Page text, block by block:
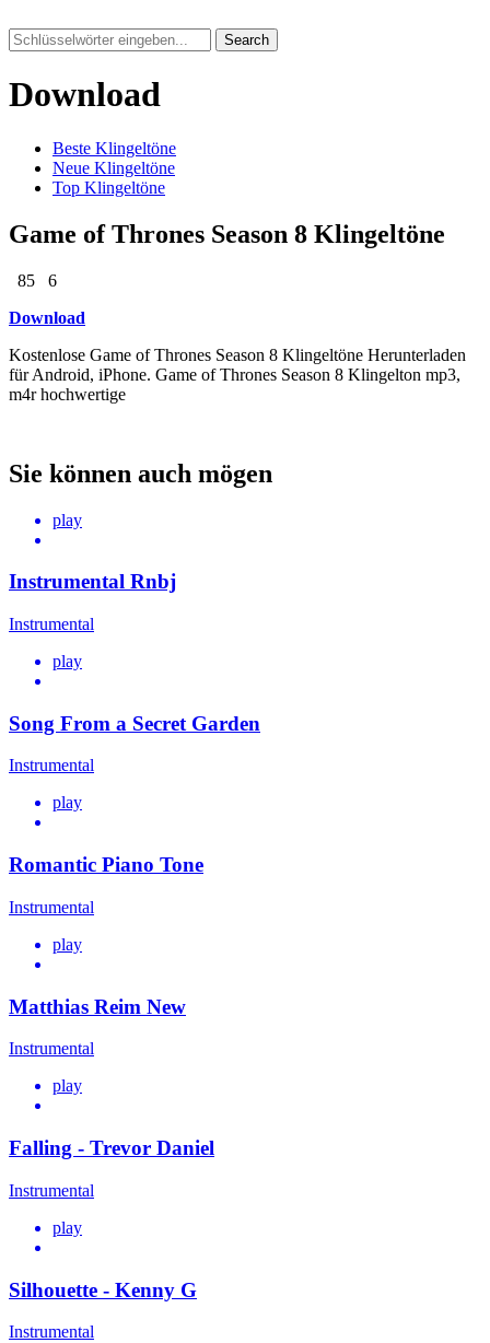
Search
Download
Beste Klingeltöne
Neue Klingeltöne
Top Klingeltöne
Game of Thrones Season 8 Klingeltöne
85
6
Download
Kostenlose Game of Thrones Season 8 Klingeltöne Herunterladen
für Android, iPhone. Game of Thrones Season 8 Klingelton mp3,
m4r hochwertige
Sie können auch mögen
play
Instrumental Rnbj
Instrumental
play
Song From a Secret Garden
Instrumental
play
Romantic Piano Tone
Instrumental
play
Matthias Reim New
Instrumental
play
Falling - Trevor Daniel
Instrumental
play
Silhouette - Kenny G
Instrumental